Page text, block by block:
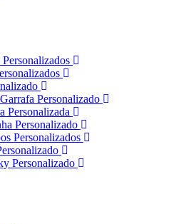
Personalizado
Personalizada
Personalizado
Personalizados
Personalizado